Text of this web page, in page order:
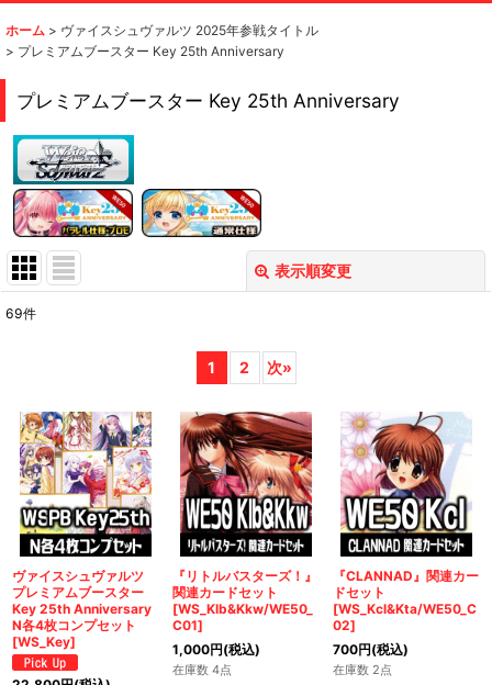
ホーム > ヴァイスシュヴァルツ 2025年参戦タイトル
> プレミアムブースター Key 25th Anniversary
プレミアムブースター Key 25th Anniversary
表示順変更
並び順:
絞り込む
69件
1 2 次»
ヴァイスシュヴァルツ
プレミアムブースター
Key 25th Anniversary
N各4枚コンプセット
[WS_Key]
『リトルバスターズ！』
関連カードセット
[WS_Klb&Kkw/WE50_
C01]
1,000円(税込)
在庫数 4点
『CLANNAD』関連カー
ドセット
[WS_Kcl&Kta/WE50_C
02]
700円(税込)
在庫数 2点